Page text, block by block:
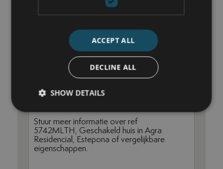
nick@luxurylivingmarbella.com
ACCEPT ALL
DECLINE ALL
SHOW DETAILS